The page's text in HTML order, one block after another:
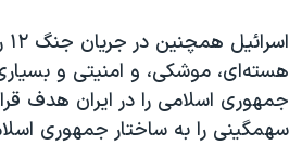
هسته‌ای، موشکی، و امنیتی و
جمهوری اسلامی را در ایران هدف
سهمگینی را به ساختار جمهوری